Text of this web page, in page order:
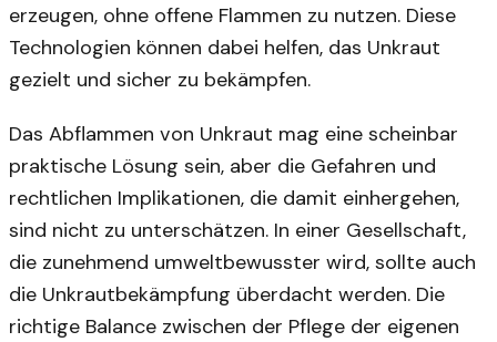
erzeugen, ohne offene Flammen zu nutzen. Diese
Technologien können dabei helfen, das Unkraut
gezielt und sicher zu bekämpfen.
Das Abflammen von Unkraut mag eine scheinbar
praktische Lösung sein, aber die Gefahren und
rechtlichen Implikationen, die damit einhergehen,
sind nicht zu unterschätzen. In einer Gesellschaft,
die zunehmend umweltbewusster wird, sollte auch
die Unkrautbekämpfung überdacht werden. Die
richtige Balance zwischen der Pflege der eigenen